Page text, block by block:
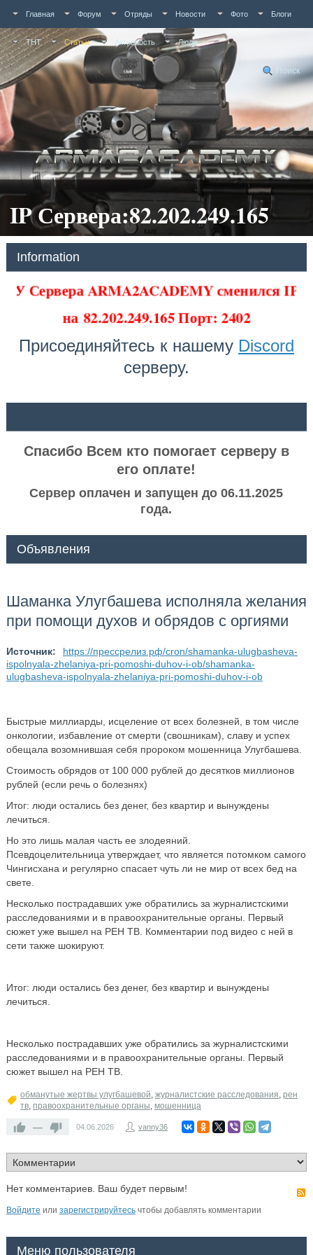
Главная Форум Отряды Новости Фото Блоги
ТНТ Статьи Активность Люди
Поиск
IP Сервера:82.202.249.165
Information
У Сервера ARMA2ACADEMY сменился IP
на82.202.249.165 Порт: 2402
Присоединяйтесь к нашему Discord
серверу.
Спасибо Всем кто помогает серверу в
его оплате!
Сервер оплачен и запущен до 06.11.2025
года.
Объявления
Шаманка Улугбашева исполняла желания
при помощи духов и обрядов с оргиями
Источник:
https://прессрелиз.рф/cron/shamanka-ulugbasheva-
ispolnyala-zhelaniya-pri-pomoshi-duhov-i-ob/shamanka-
ulugbasheva-ispolnyala-zhelaniya-pri-pomoshi-duhov-i-ob
Быстрые миллиарды, исцеление от всех болезней, в том числе
онкологии, избавление от смерти (свошникам), славу и успех
обещала возомнившая себя пророком мошенница Улугбашева.
Стоимость обрядов от 100 000 рублей до десятков миллионов
рублей (если речь о болезнях)
Итог: люди остались без денег, без квартир и вынуждены
лечиться.
Но это лишь малая часть ее злодеяний.
Псевдоцелительница утверждает, что является потомком самого
Чингисхана и регулярно спасает чуть ли не мир от всех бед на
свете.
Несколько пострадавших уже обратились за журналистскими
расследованиями и в правоохранительные органы. Первый
сюжет уже вышел на РЕН ТВ. Комментарии под видео с ней в
сети также шокируют.
Итог: люди остались без денег, без квартир и вынуждены
лечиться.
Несколько пострадавших уже обратились за журналистскими
расследованиями и в правоохранительные органы. Первый
сюжет вышел на РЕН ТВ.
обманутые жертвы улугбашевой, журналистские расследования, рен
тв, правоохранительные органы, мошенница
— 04.06.2026 vanny36
Нет комментариев. Ваш будет первым!
Войдите или зарегистрируйтесьчтобы добавлять комментарии
Меню пользователя